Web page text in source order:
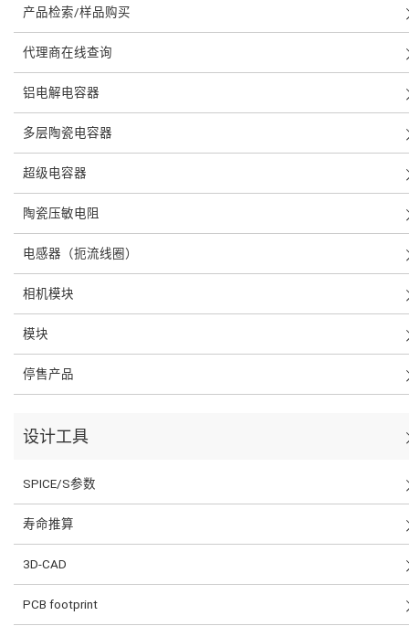
产品检索/样品购买
代理商在线查询
铝电解电容器
多层陶瓷电容器
超级电容器
陶瓷压敏电阻
电感器（扼流线圈）
相机模块
模块
停售产品
设计工具
SPICE/S参数
寿命推算
3D-CAD
PCB footprint